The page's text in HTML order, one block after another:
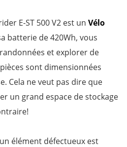
E-ST 500 V2 est un Vélo
batterie de 420Wh, vous
et explorer de
sont dimensionnées
Cela ne veut pas dire que
un grand espace de stockage
élément défectueux est